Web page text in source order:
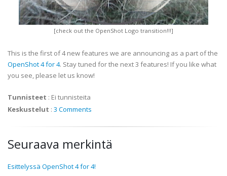
[check out the OpenShot Logo transition!!!]
This is the first of 4 new features we are announcing as a part of the
OpenShot 4 for 4. Stay tuned for the next 3 features! If you like what
you see, please let us know!
Tunnisteet : Ei tunnisteita
Keskustelut : 3 Comments
Seuraava merkintä
Esittelyssä OpenShot 4 for 4!